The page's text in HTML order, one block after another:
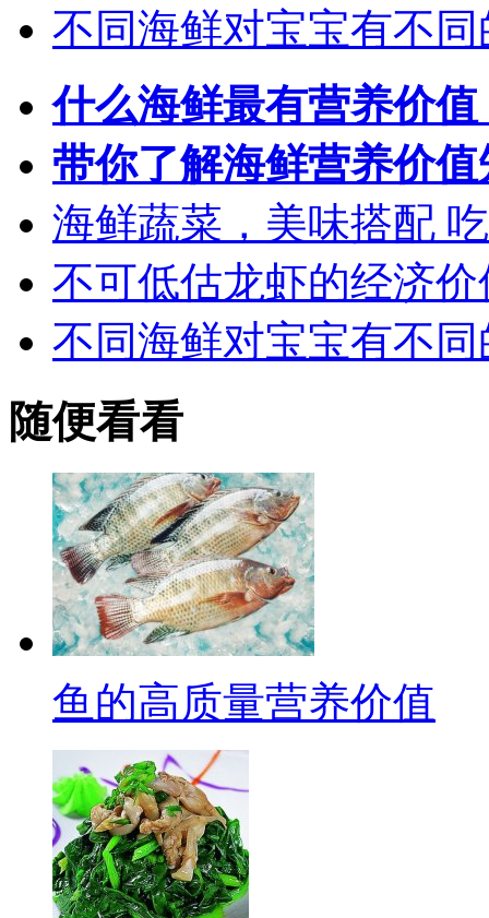
不同海鲜对宝宝有不
什么海鲜最有营养价值
带你了解海鲜营养价值
海鲜蔬菜，美味搭配
不可低估龙虾的经济价
不同海鲜对宝宝有不
随便看看
鱼的高质量营养价值